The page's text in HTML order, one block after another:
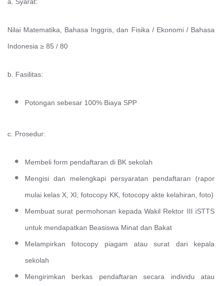
a. Syarat:
Nilai Matematika, Bahasa Inggris, dan Fisika / Ekonomi / Bahasa
Indonesia ≥ 85 / 80
b. Fasilitas:
Potongan sebesar 100% Biaya SPP
c. Prosedur:
Membeli form pendaftaran di BK sekolah
Mengisi dan melengkapi persyaratan pendaftaran (rapor
mulai kelas X, XI, fotocopy KK, fotocopy akte kelahiran, foto)
Membuat surat permohonan kepada Wakil Rektor III iSTTS
untuk mendapatkan Beasiswa Minat dan Bakat
Melampirkan fotocopy piagam atau surat dari kepala
sekolah
Mengirimkan berkas pendaftaran secara individu atau